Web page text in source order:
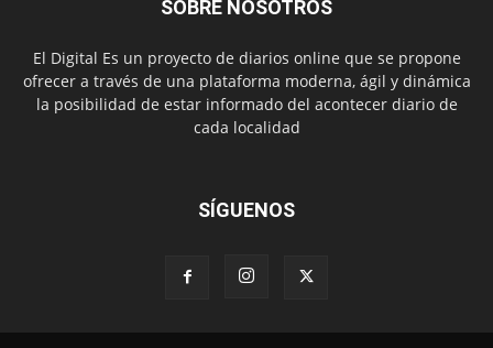
SOBRE NOSOTROS
El Digital Es un proyecto de diarios online que se propone
ofrecer a través de una plataforma moderna, ágil y dinámica
la posibilidad de estar informado del acontecer diario de
cada localidad
SÍGUENOS